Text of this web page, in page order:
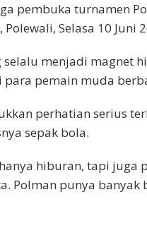
pembuka turnamen
Selasa 10 Juni
selalu menjadi magnet
pemain muda
perhatian serius
sepak bola.
hiburan, tapi juga
Polman punya banyak